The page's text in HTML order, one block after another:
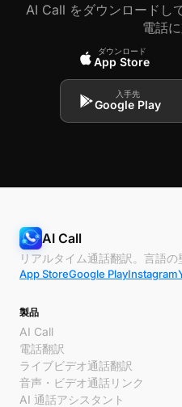
AI Call をダウンロードし
電話に
ダウンロード
App Store
入手先
Google Play
AI Call
リアルタイム通話翻訳。言語の
App StoreGoogle PlayInstagram
製品
AI Call
電話翻訳
ライブビデオ通話翻訳
音声・ビデオ通話リンク
AI 通話アシスタント